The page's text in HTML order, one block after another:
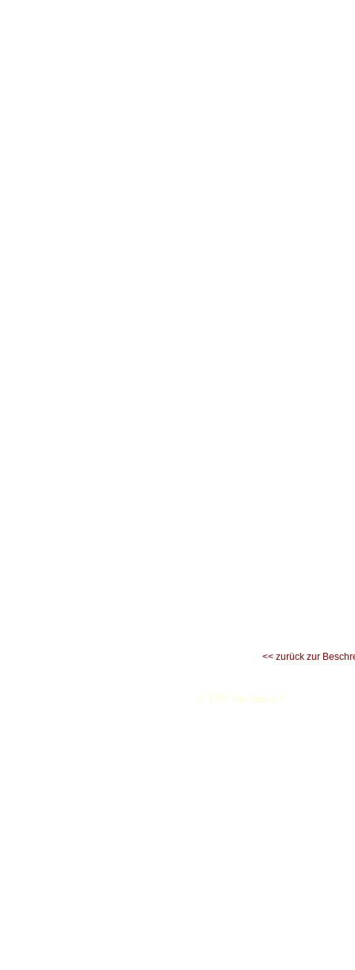
<< zurück zur
© TSV Santorini e.V.